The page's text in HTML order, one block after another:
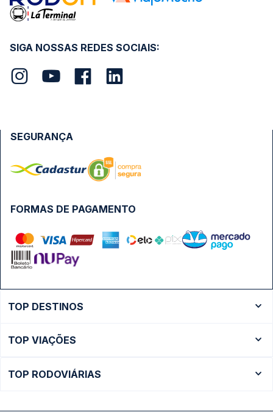
SIGA NOSSAS REDES SOCIAIS:
FORMAS DE PAGAMENTO
SEGURANÇA
TOP DESTINOS
Ônibus São Paulo
TOP VIAÇÕES
TOP RODOVIÁRIAS